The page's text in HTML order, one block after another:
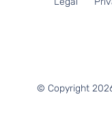
© Copyright